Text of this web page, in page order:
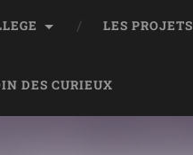
LES PROJETS
DES CURIEUX